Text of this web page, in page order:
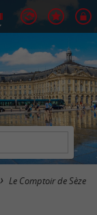
Le Comptoir de Sèze